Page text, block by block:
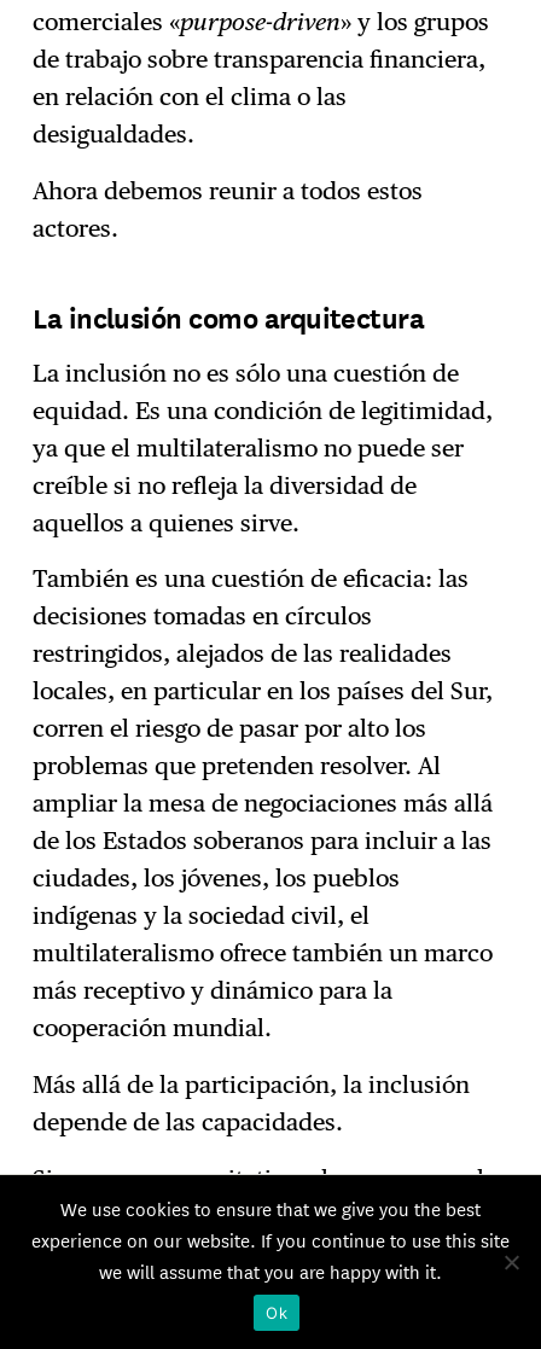
comerciales «purpose-driven» y los grupos
de trabajo sobre transparencia financiera,
en relación con el clima o las
desigualdades.
Ahora debemos reunir a todos estos
actores.
La inclusión como arquitectura
La inclusión no es sólo una cuestión de
equidad. Es una condición de legitimidad,
ya que el multilateralismo no puede ser
creíble si no refleja la diversidad de
aquellos a quienes sirve.
También es una cuestión de eficacia: las
decisiones tomadas en círculos
restringidos, alejados de las realidades
locales, en particular en los países del Sur,
corren el riesgo de pasar por alto los
problemas que pretenden resolver. Al
ampliar la mesa de negociaciones más allá
de los Estados soberanos para incluir a las
ciudades, los jóvenes, los pueblos
indígenas y la sociedad civil, el
multilateralismo ofrece también un marco
más receptivo y dinámico para la
cooperación mundial.
Más allá de la participación, la inclusión
depende de las capacidades.
Sin un acceso equitativo a los recursos, el
debate mundial sigue estando sesgado. En
2023, más del 70% de la financiación
cultural mundial procedía de instituciones
de países de ingresos altos, mientras que
We use cookies to ensure that we give you the best
experience on our website. If you continue to use this site
we will assume that you are happy with it.
Ok